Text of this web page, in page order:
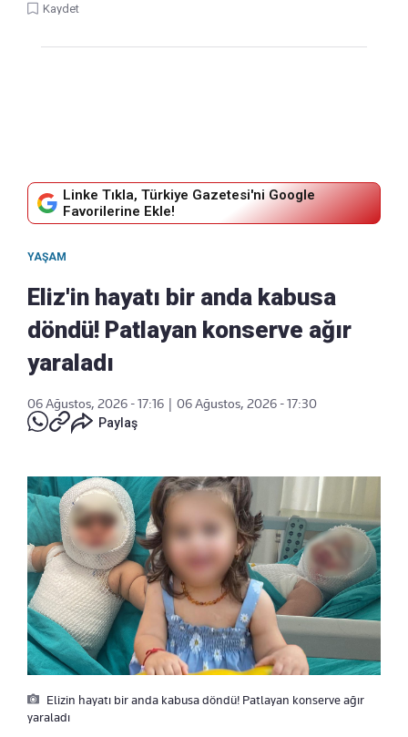
Kaydet
Linke Tıkla, Türkiye Gazetesi'ni Google
Favorilerine Ekle!
YAŞAM
Eliz'in hayatı bir anda kabusa
döndü! Patlayan konserve ağır
yaraladı
06 Ağustos, 2026 - 17:16
06 Ağustos, 2026 - 17:30
Paylaş
Elizin hayatı bir anda kabusa döndü! Patlayan konserve ağır
yaraladı